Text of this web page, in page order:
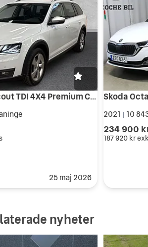
Skoda Octavia Scout TDI 4X4 Premium Cockpit/Värmare/Drag/P-sensorer DSG
25 maj 2026
2021 10
234 900
187 920 kr
nyheter